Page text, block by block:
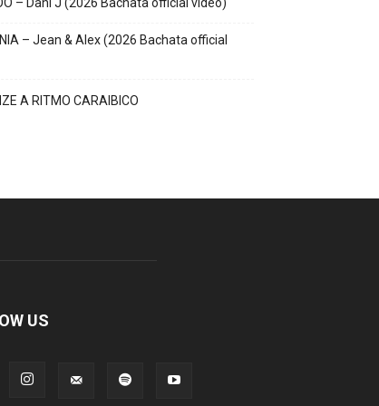
– Dani J (2026 Bachata official video)
– Jean & Alex (2026 Bachata official
A RITMO CARAIBICO
US